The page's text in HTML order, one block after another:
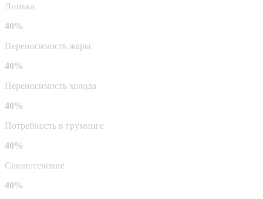
Линька
40%
Переносимость жары
40%
Переносимость холода
40%
Потребность в груминге
40%
Слюнотечение
40%